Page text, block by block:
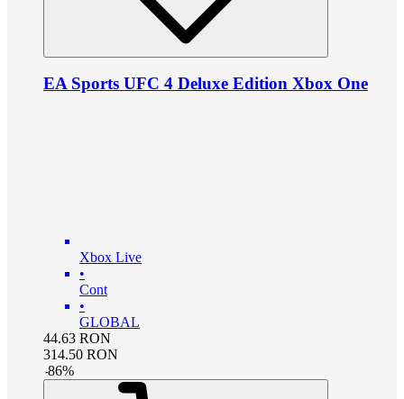
EA Sports UFC 4 Deluxe Edition Xbox One
Xbox Live
•
Cont
•
GLOBAL
44.63 RON
314.50 RON
-86%